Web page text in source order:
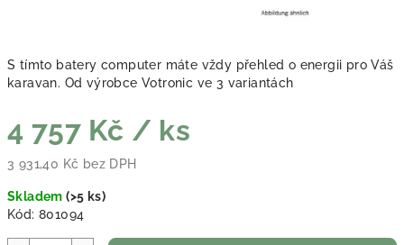
S tímto batery computer máte vždy přehled o energii pro Váš
karavan. Od výrobce Votronic ve 3 variantách
4 757 Kč / ks
3 931,40 Kč bez DPH
Skladem(>5 ks)
Kód: 801094